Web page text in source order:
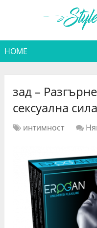
HOME
зад –
сексуална
интимност